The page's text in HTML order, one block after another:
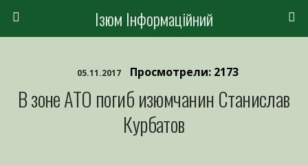
Ізюм Інформаційний
05.11.2017 Просмотрели: 2173
В зоне АТО погиб изюмчанин Станислав
Курбатов